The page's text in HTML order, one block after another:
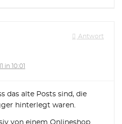
Antwort
in 10:01
das alte Posts sind, die
hinterlegt waren.
von einem Onlineshop